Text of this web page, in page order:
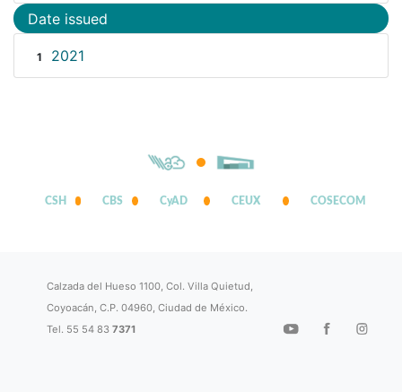
Date issued
1 2021
CSH CBS CyAD CEUX COSECOM
Calzada del Hueso 1100, Col. Villa Quietud,
Coyoacán, C.P. 04960, Ciudad de México.
Tel. 55 54 837371